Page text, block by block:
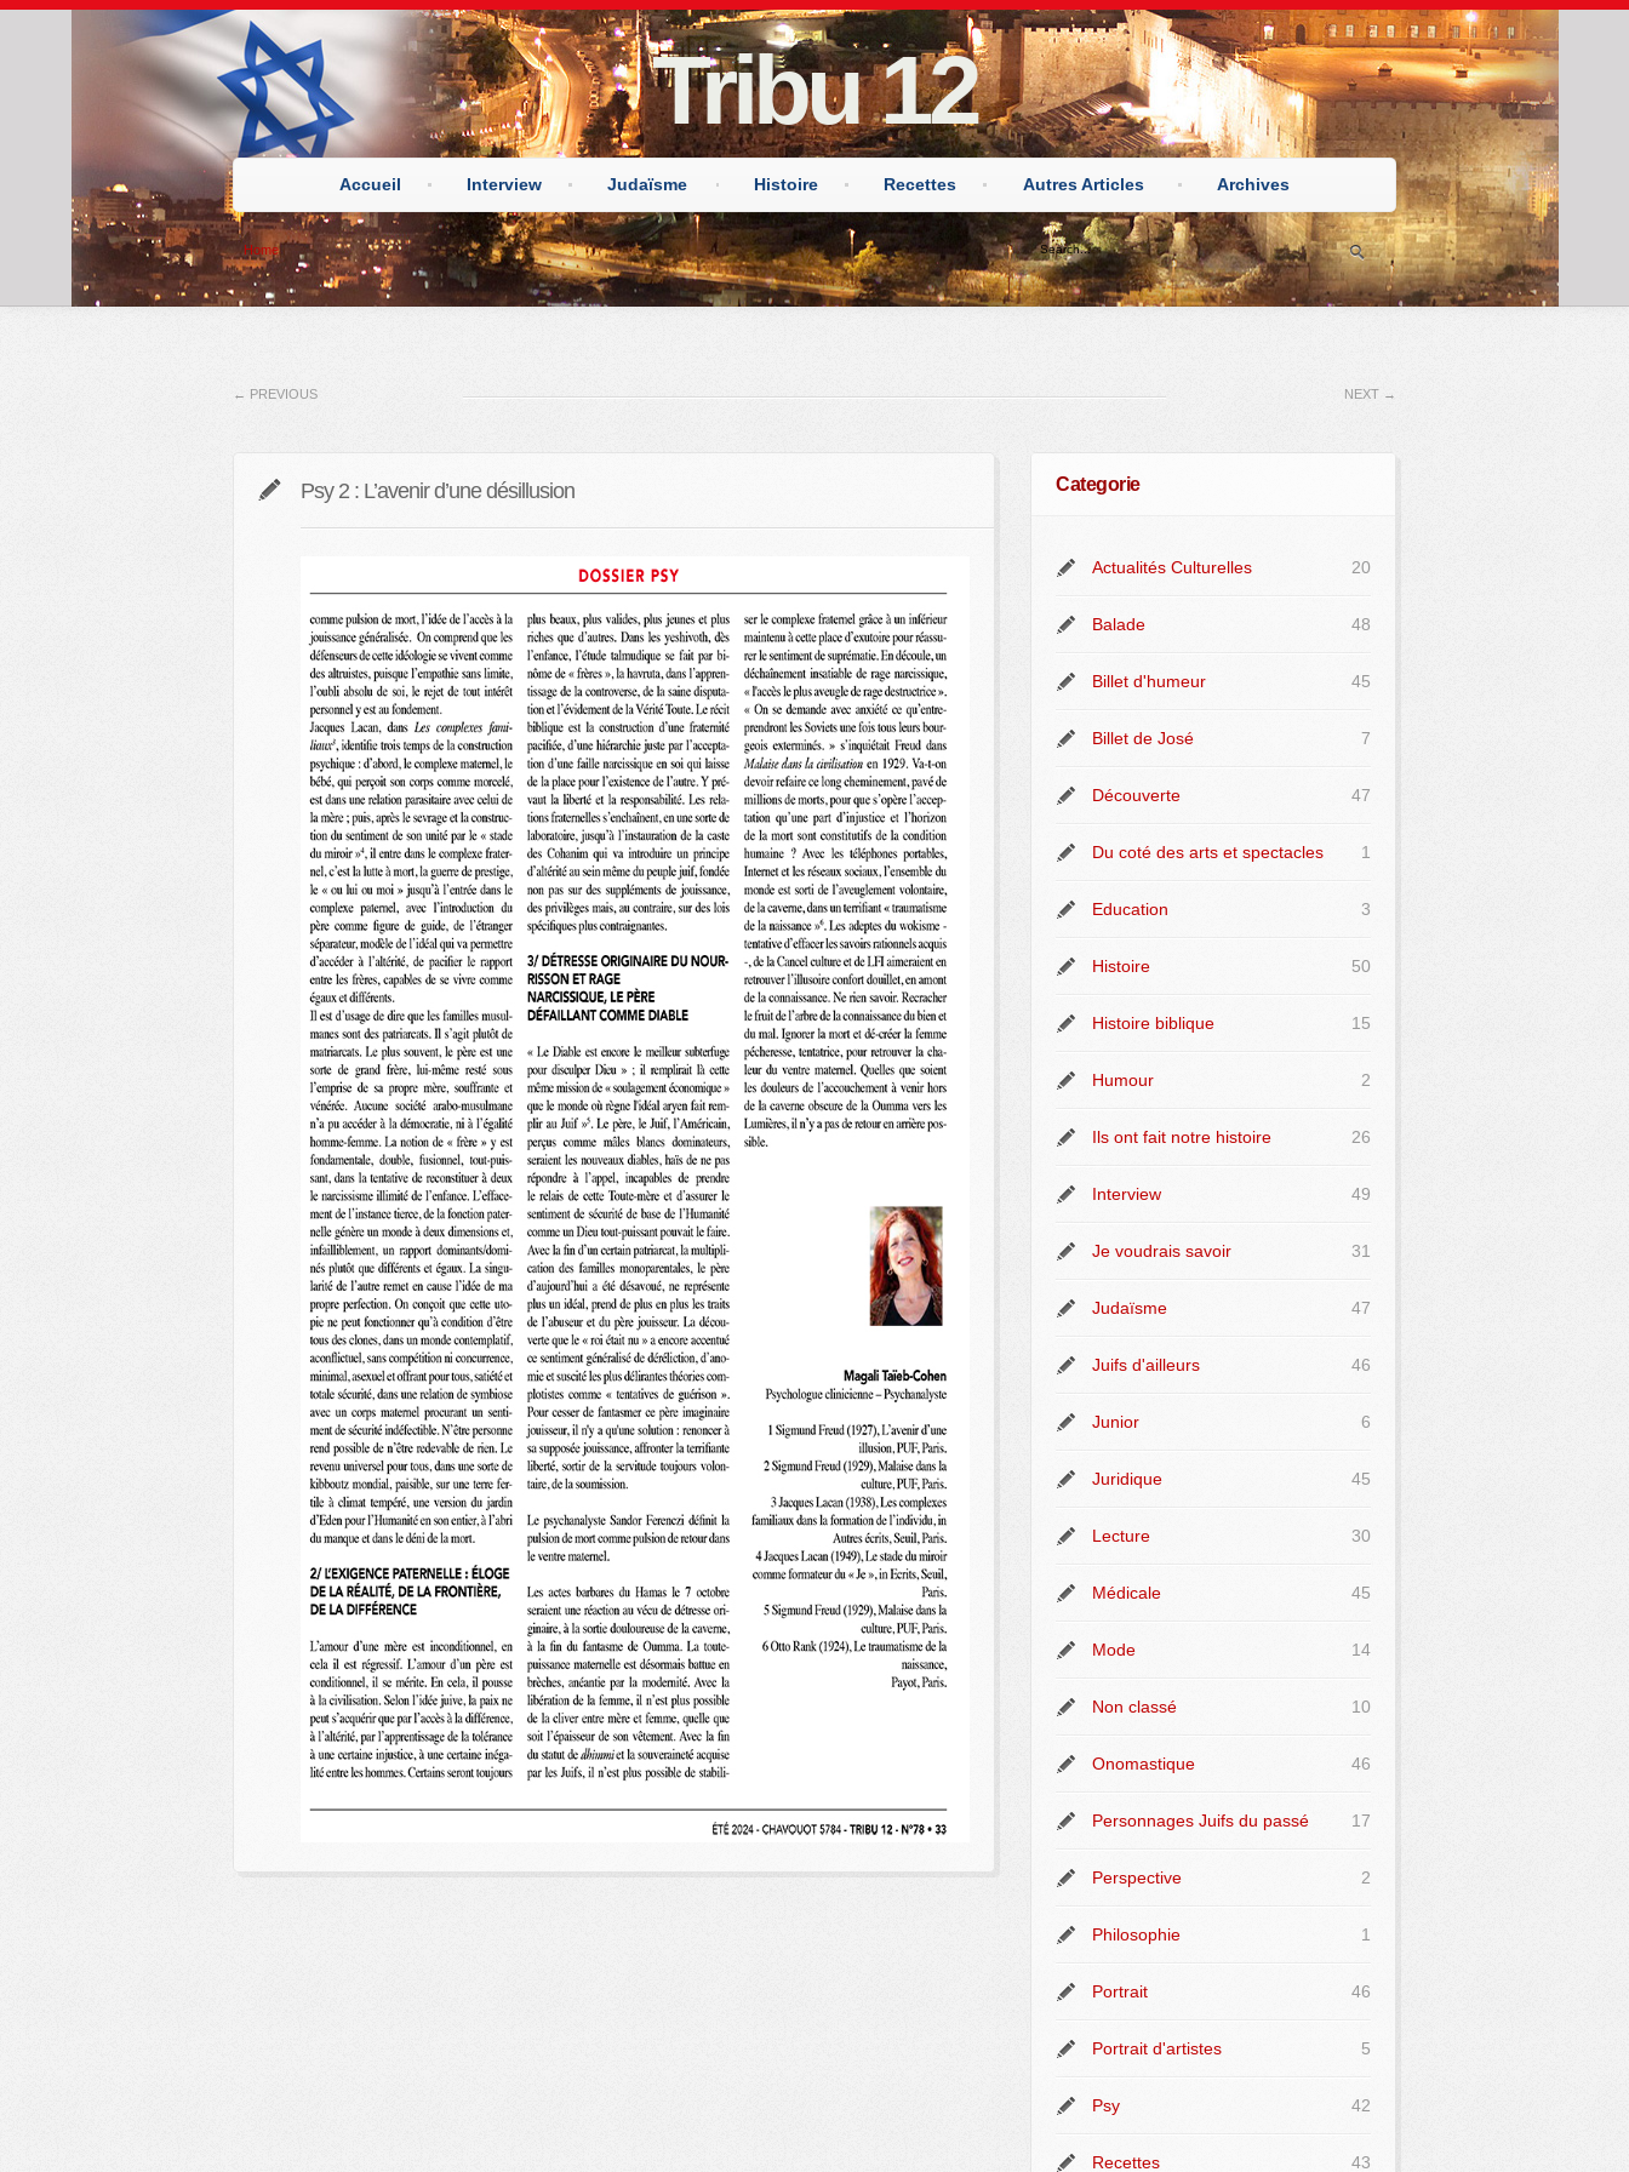
Tribu 12
Accueil Interview Judaïsme Histoire Recettes Autres Articles Archives
Home
← PREVIOUS NEXT →
Psy 2 : L’avenir d’une désillusion Categorie
Actualités Culturelles 20
Balade 48
Billet d'humeur 45
Billet de José 7
Découverte 47
Du coté des arts et spectacles 1
Education 3
Histoire 50
Histoire biblique 15
Humour 2
Ils ont fait notre histoire 26
Interview 49
Je voudrais savoir 31
Judaïsme 47
Juifs d'ailleurs 46
Junior 6
Juridique 45
Lecture 30
Médicale 45
Mode 14
Non classé 10
Onomastique 46
Personnages Juifs du passé 17
Perspective 2
Philosophie 1
Portrait 46
Portrait d'artistes 5
Psy 42
Recettes 43